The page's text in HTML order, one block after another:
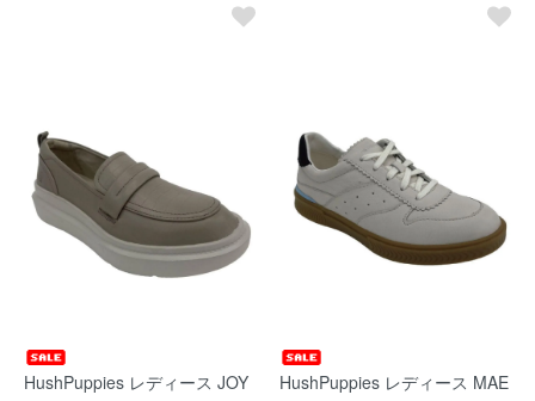
HushPuppies レディース JOY
HushPuppies レディース MAE